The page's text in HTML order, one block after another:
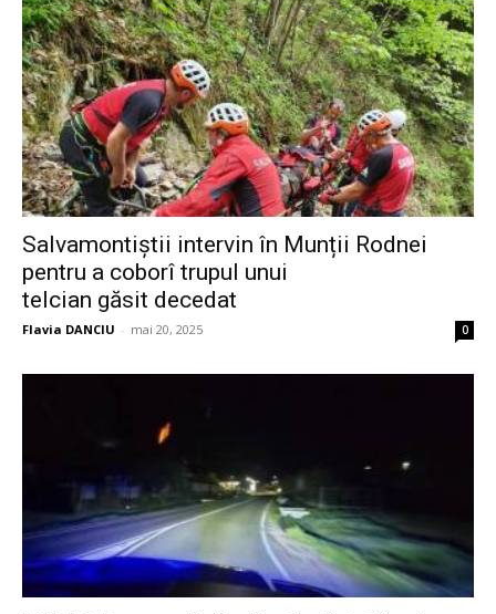
Salvamontiștii intervin în Munții Rodnei
pentru a coborî trupul unui
telcian găsit decedat
Flavia DANCIU - mai 20, 2025 0